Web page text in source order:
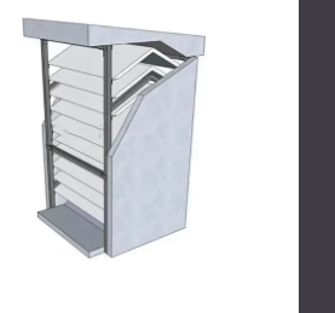
уровня и частоты
звука достиг Leq=83,5 dB
нормы для
компания DECIBEL
панелями. Это
снизить уровень